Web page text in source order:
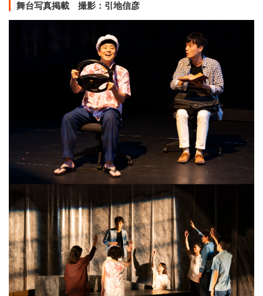
『ライカムで待っとく』稽古場映像
舞台写真掲載 撮影：引地信彦